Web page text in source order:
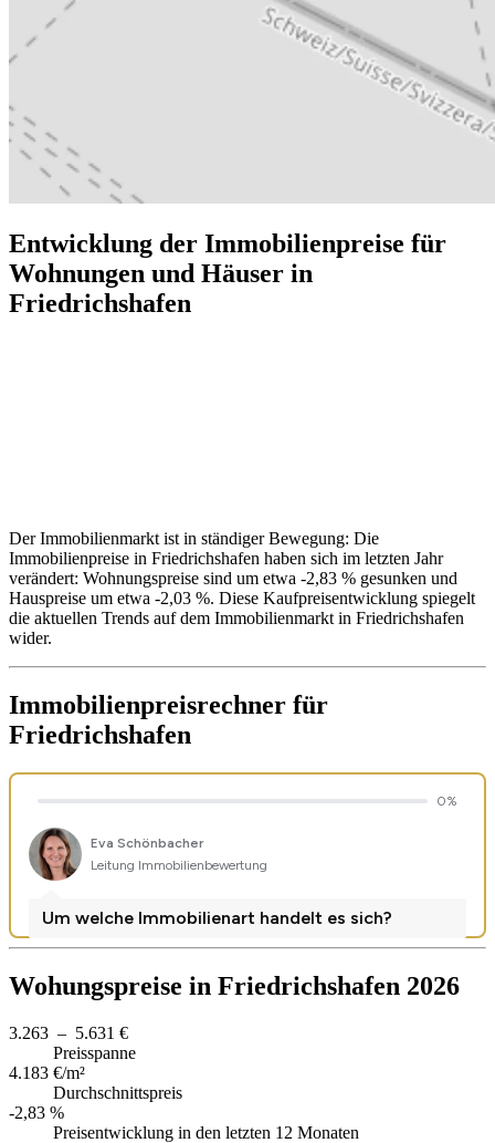
Entwicklung der Immobilienpreise für
Wohnungen und Häuser in
Friedrichshafen
Der Immobilienmarkt ist in ständiger Bewegung: Die
Immobilienpreise in Friedrichshafen haben sich im letzten Jahr
verändert: Wohnungspreise sind um etwa -2,83 % gesunken und
Hauspreise um etwa -2,03 %. Diese Kaufpreisentwicklung spiegelt
die aktuellen Trends auf dem Immobilienmarkt in Friedrichshafen
wider.
Immobilienpreisrechner für
Friedrichshafen
Wohungspreise in Friedrichshafen 2026
3.263 – 5.631 €
Preisspanne
4.183 €/m²
Durchschnittspreis
-2,83 %
Preisentwicklung in den letzten 12 Monaten